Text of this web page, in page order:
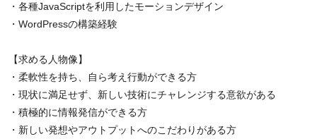
・各種JavaScriptを利用したモーションデザイン
・WordPressの構築経験
【求める人物像】
・柔軟性を持ち、自ら考え行動ができる方
・現状に満足せず、新しい技術にチャレンジする意欲がある
・積極的に情報発信ができる方
・新しい発想やアウトプットへのこだわりがある方